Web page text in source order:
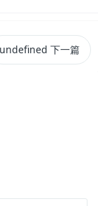
undefined 下一篇